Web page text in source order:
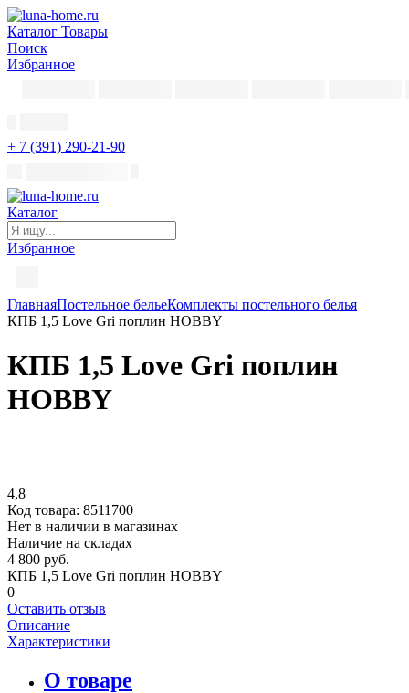
Каталог Товары
Поиск
Избранное
+ 7 (391) 290-21-90
Каталог
Избранное
ГлавнаяПостельное бельеКомплекты постельного белья
КПБ 1,5 Love Gri поплин HOBBY
КПБ 1,5 Love Gri поплин
HOBBY
4,8
Код товара: 8511700
Нет в наличии в магазинах
Наличие на складах
4 800 руб.
КПБ 1,5 Love Gri поплин HOBBY
0
Оставить отзыв
Описание
Характеристики
О товаре